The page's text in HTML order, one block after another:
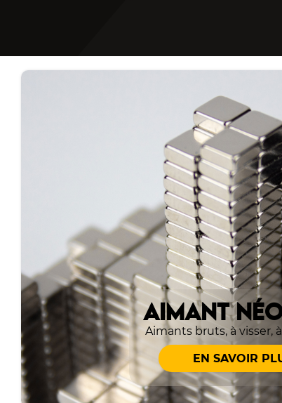
AIMANT
Aimants bruts, à visser,
EN SAVOIR